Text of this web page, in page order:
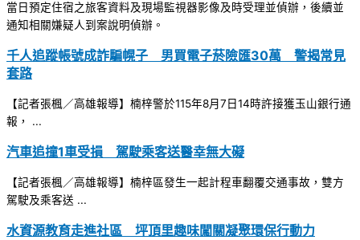
當日預定住宿之旅客資料及現場監視器影像及時受理並偵辦，後續並
通知相關嫌疑人到案說明偵辦。
千人追蹤帳號成詐騙幌子 男買電子菸險匯30萬 警揭常見
套路
【記者張楓／高雄報導】楠梓警於115年8月7日14時許接獲玉山銀行通
報， ...
汽車追撞1車受損 駕駛乘客送醫幸無大礙
【記者張楓／高雄報導】楠梓區發生一起計程車翻覆交通事故，雙方
駕駛及乘客送 ...
水資源教育走進社區 坪頂里趣味闖關凝聚環保行動力